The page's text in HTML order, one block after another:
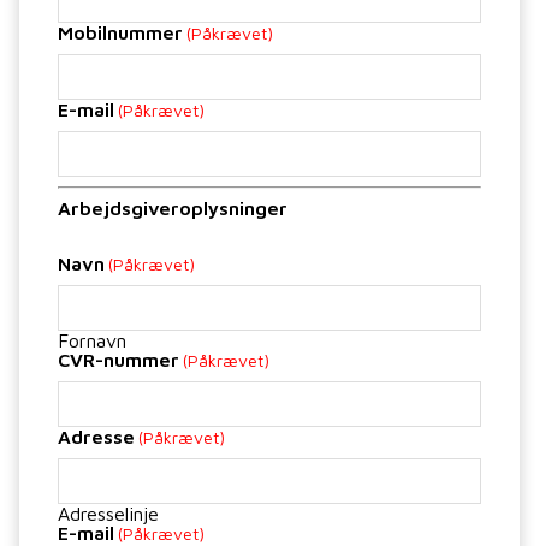
Mobilnummer (Påkrævet)
E-mail (Påkrævet)
Arbejdsgiveroplysninger
Navn (Påkrævet)
Fornavn
CVR-nummer (Påkrævet)
Adresse (Påkrævet)
Adresselinje
E-mail (Påkrævet)